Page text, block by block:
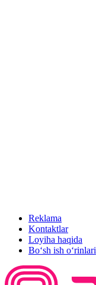
Reklama
Kontaktlar
Loyiha haqida
Bo‘sh ish o‘rinlari